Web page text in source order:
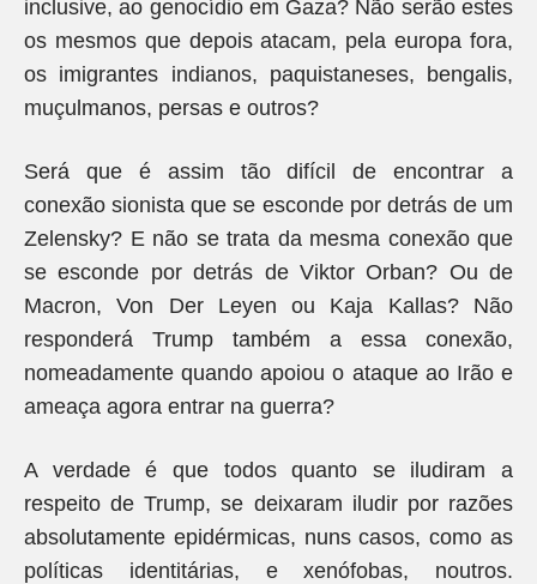
inclusive, ao genocídio em Gaza? Não serão estes
os mesmos que depois atacam, pela europa fora,
os imigrantes indianos, paquistaneses, bengalis,
muçulmanos, persas e outros?
Será que é assim tão difícil de encontrar a
conexão sionista que se esconde por detrás de um
Zelensky? E não se trata da mesma conexão que
se esconde por detrás de Viktor Orban? Ou de
Macron, Von Der Leyen ou Kaja Kallas? Não
responderá Trump também a essa conexão,
nomeadamente quando apoiou o ataque ao Irão e
ameaça agora entrar na guerra?
A verdade é que todos quanto se iludiram a
respeito de Trump, se deixaram iludir por razões
absolutamente epidérmicas, nuns casos, como as
políticas identitárias, e xenófobas, noutros.